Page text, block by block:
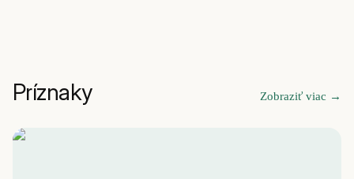
Príznaky Zobraziť viac →